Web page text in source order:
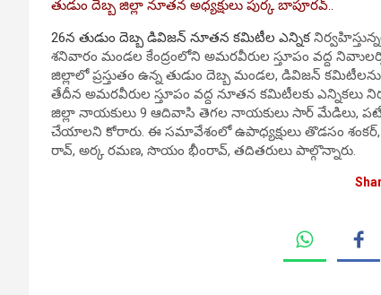
తుడుం దెబ్బ జిల్లా నూతన అధ్యక్షులు పుర్క బాపూరవ్..
26న తుడుం దెబ్బ డివిజన్ నూతన కమిటీల ఎన్నిక
శనివారం మండల కేంద్రంలోని అమరవీరుల స్తూపం వద్ద
జిల్లాలో ప్రస్తుతం ఉన్న తుడుం దెబ్బ మండల, డివిజన్
తేదీన అమరవీరుల స్తూపం వద్ద నూతన కమిటీలకు ఎన్నికలు
జిల్లా నాయకులు 9 ఆదివాసి తెగల నాయకులు సార్ మేడిలు,
చేయాలని కోరారు. ఈ సమావేశంలో ఉపాధ్యక్షులు తొడసం శంకర్,
రావ్, అర్క రమణ, సొయం భీంరావ్, తదితరులు పాల్గొన్నారు.